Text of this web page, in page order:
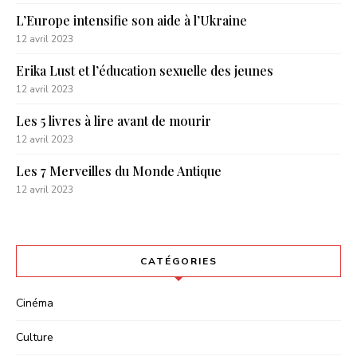
L’Europe intensifie son aide à l’Ukraine
12 avril 2023
Erika Lust et l’éducation sexuelle des jeunes
12 avril 2023
Les 5 livres à lire avant de mourir
12 avril 2023
Les 7 Merveilles du Monde Antique
12 avril 2023
CATÉGORIES
Cinéma
Culture